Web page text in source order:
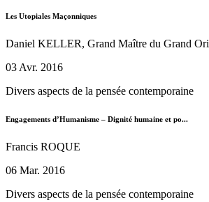
Les Utopiales Maçonniques
Daniel KELLER, Grand Maître du Grand
03 Avr. 2016
Divers aspects de la pensée contemporaine
Engagements d’Humanisme – Dignité humaine et po...
Francis ROQUE
06 Mar. 2016
Divers aspects de la pensée contemporaine